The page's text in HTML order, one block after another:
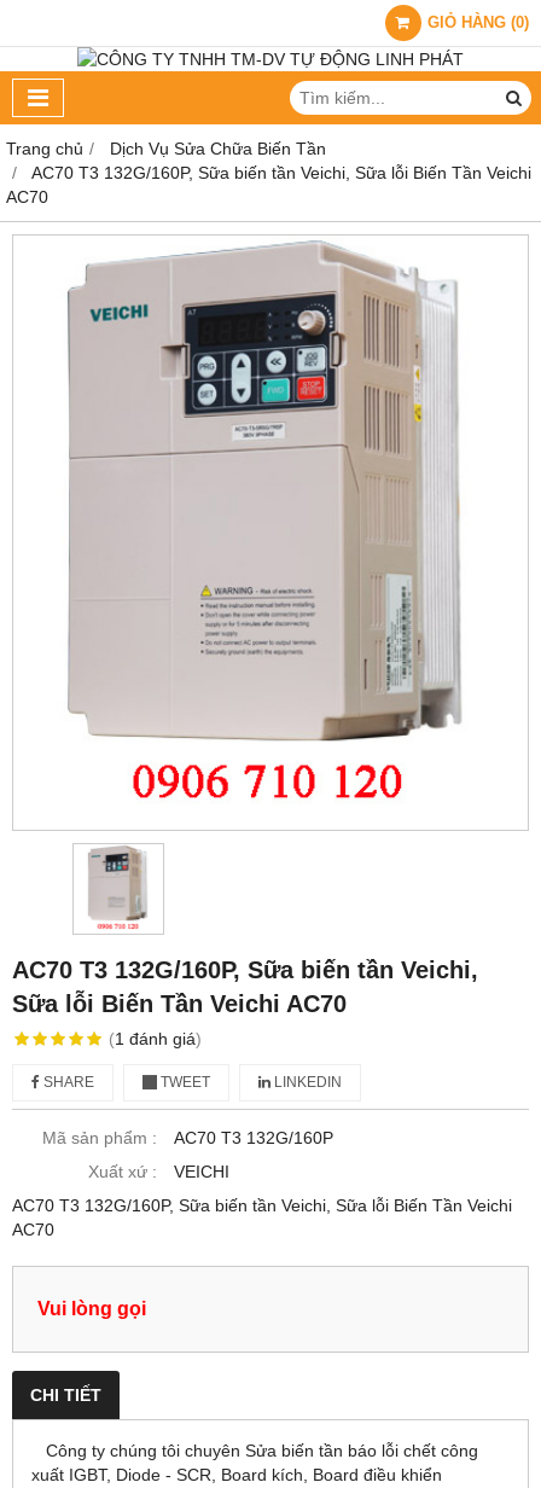
GIỎ HÀNG (0)
Trang chủ
Dịch Vụ Sửa Chữa Biến Tần
AC70 T3 132G/160P, Sữa biến tần Veichi, Sữa lỗi Biến Tần Veichi
AC70
AC70 T3 132G/160P, Sữa biến tần Veichi,
Sữa lỗi Biến Tần Veichi AC70
(1 đánh giá)
SHARE TWEET LINKEDIN
Mã sản phẩm :
AC70 T3 132G/160P
Xuất xứ :
VEICHI
AC70 T3 132G/160P, Sữa biến tần Veichi, Sữa lỗi Biến Tần Veichi
AC70
Vui lòng gọi
CHI TIẾT
Công ty chúng tôi chuyên Sửa biến tần báo lỗi chết công
xuất IGBT, Diode - SCR, Board kích, Board điều khiển